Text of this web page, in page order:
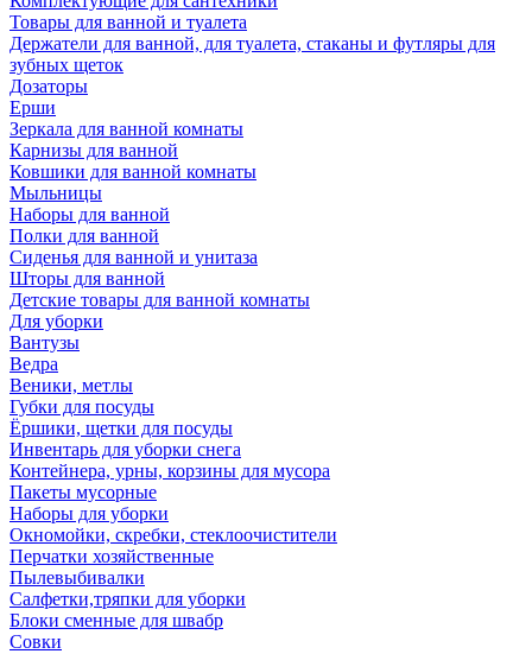
Товары для ванной и туалета
Держатели для ванной, для туалета, стаканы и футляры для
зубных щеток
Дозаторы
Ерши
Зеркала для ванной комнаты
Карнизы для ванной
Ковшики для ванной комнаты
Мыльницы
Наборы для ванной
Полки для ванной
Сиденья для ванной и унитаза
Шторы для ванной
Детские товары для ванной комнаты
Для уборки
Вантузы
Ведра
Веники, метлы
Губки для посуды
Ёршики, щетки для посуды
Инвентарь для уборки снега
Контейнера, урны, корзины для мусора
Пакеты мусорные
Наборы для уборки
Окномойки, скребки, стеклоочистители
Перчатки хозяйственные
Пылевыбивалки
Салфетки,тряпки для уборки
Блоки сменные для швабр
Совки